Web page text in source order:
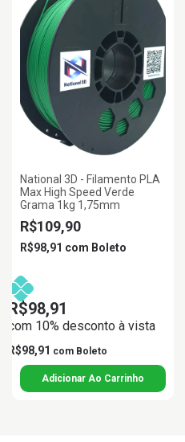
National 3D - Filamento PLA
Max High Speed Verde
Grama 1kg 1,75mm
R$109,90
R$98,91 com Boleto
R$98,91
com 10% desconto à vista
R$98,91 com Boleto